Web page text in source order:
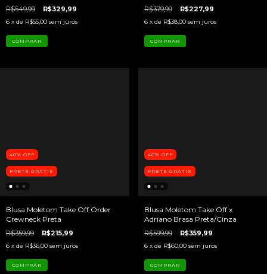
R$549,99 R$329,99
6 x de R$55,00 sem juros
COMPRAR
R$379,99 R$227,99
6 x de R$38,00 sem juros
COMPRAR
40% OFF
FRETE GRÁTIS
Blusa Moletom Take Off Order
Crewneck Preta
R$359,99 R$215,99
6 x de R$36,00 sem juros
COMPRAR
40% OFF
FRETE GRÁTIS
Blusa Moletom Take Off x
Adriano Brasa Preta/Cinza
R$599,99 R$359,99
6 x de R$60,00 sem juros
COMPRAR